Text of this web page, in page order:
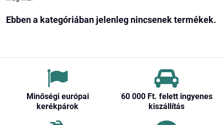
Minőségi európai
kerékpárok
60 000 Ft​. felett ingyenes
kiszállítás